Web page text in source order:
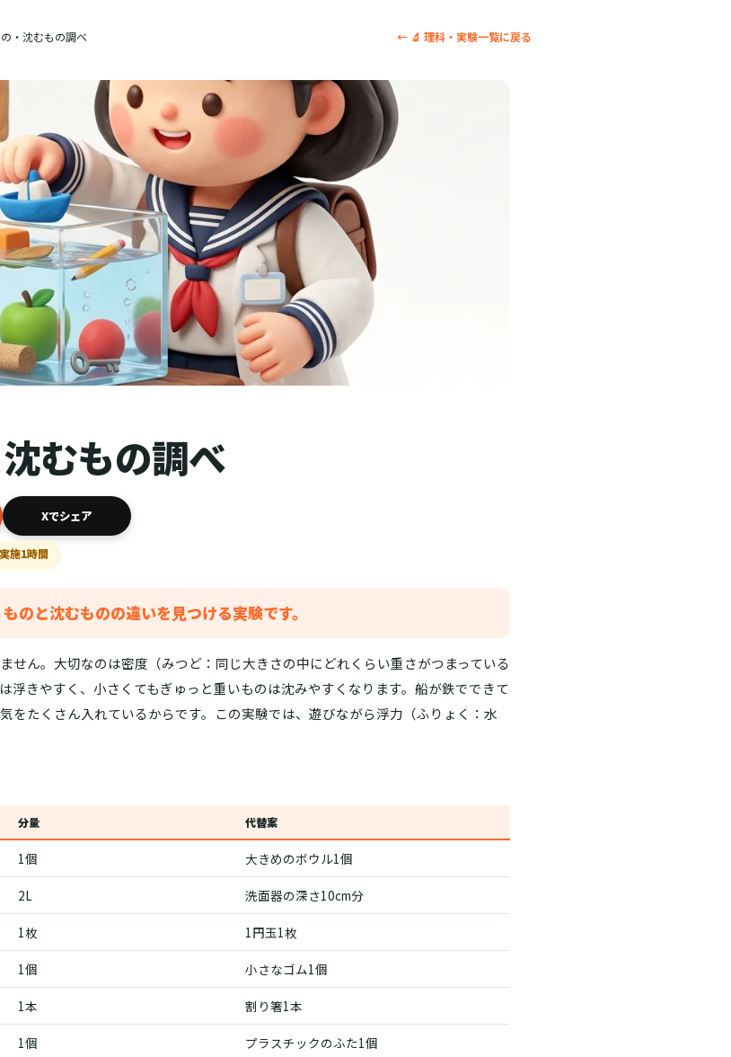
・沈むもの調べ ← 🔬 理科・実験一覧に戻る
むもの調べ
Xでシェア
施1時間
のと沈むものの違いを見つける実験です。
せん。大切なのは密度（みつど：同じ大きさの中にどれくらい重さがつまっている
浮きやすく、小さくてもぎゅっと重いものは沈みやすくなります。船が鉄でできて
をたくさん入れているからです。この実験では、遊びながら浮力（ふりょく：水
分量 代替案
1個 大きめのボウル1個
2L 洗面器の深さ10cm分
1枚 1円玉1枚
1個 小さなゴム1個
1本 割り箸1本
1個 プラスチックのふた1個